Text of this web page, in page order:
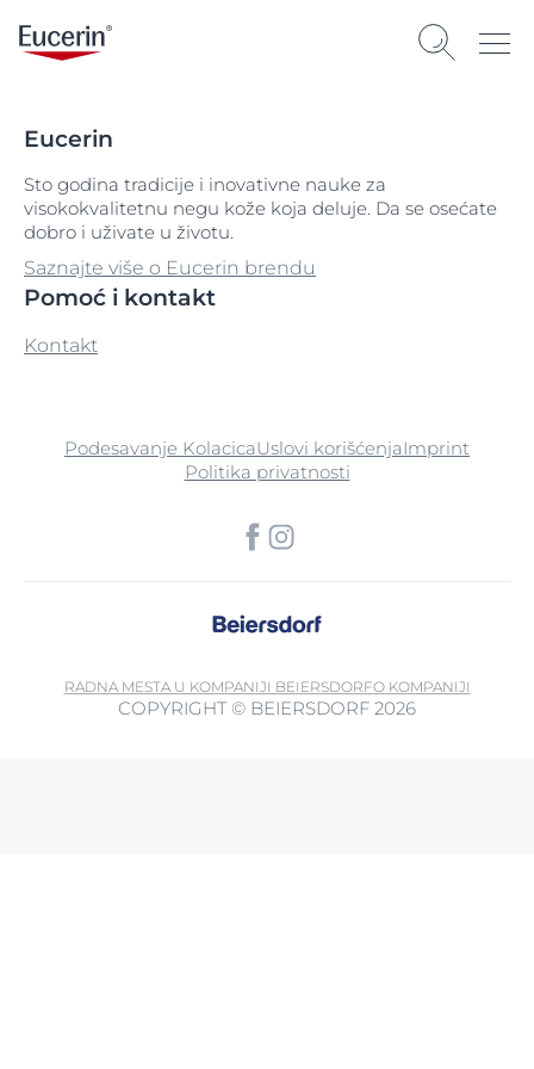
Eucerin
Sto godina tradicije i inovativne nauke za
visokokvalitetnu negu kože koja deluje. Da se osećate
dobro i uživate u životu.
Saznajte više o Eucerin brendu
Pomoć i kontakt
Kontakt
Podesavanje KolacicaUslovi korišćenjaImprint
Politika privatnosti
RADNA MESTA U KOMPANIJI BEIERSDORFO KOMPANIJI
COPYRIGHT © BEIERSDORF 2026